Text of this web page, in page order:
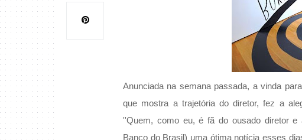
Anunciada na semana passada, a vinda
que mostra a trajetória do diretor, fez a
''Quem, como eu, é fã do ousado diretor e
Banco do Brasil) uma ótima notícia esses